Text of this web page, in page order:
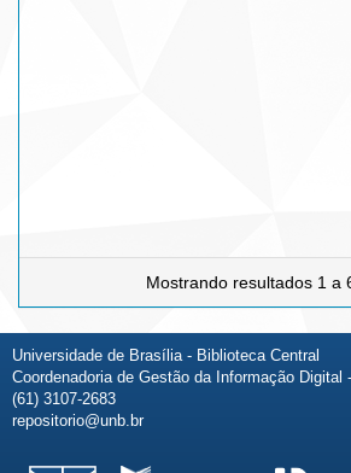
Mostrando resultados 1 a
Universidade de Brasília - Biblioteca Central
Coordenadoria de Gestão da Informação Digital
(61) 3107-2683
repositorio@unb.br